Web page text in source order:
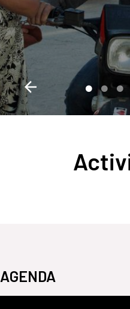
AGENDA